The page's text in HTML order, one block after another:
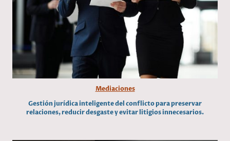
Mediaciones
Gestión jurídica inteligente del conflicto para preservar
relaciones, reducir desgaste y evitar litigios innecesarios.